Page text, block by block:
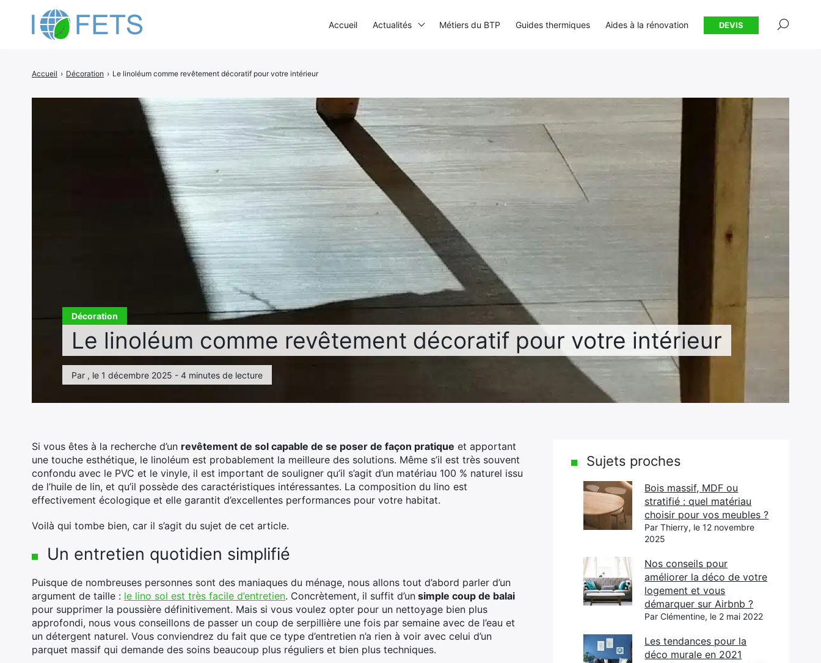
Décoration
Le linoléum comme revêtement décoratif pour votre intérieur
Par , le 1 décembre 2025 - 4 minutes de lecture
Accueil › Décoration › Le linoléum comme revêtement décoratif pour votre intérieur
Si vous êtes à la recherche d’un revêtement de sol capable de se poser de façon pratique et apportant
une touche esthétique, le linoléum est probablement la meilleure des solutions. Même s’il est très souvent
confondu avec le PVC et le vinyle, il est important de souligner qu’il s’agit d’un matériau 100 % naturel issu
de l’huile de lin, et qu’il possède des caractéristiques intéressantes. La composition du lino est
effectivement écologique et elle garantit d’excellentes performances pour votre habitat.
Voilà qui tombe bien, car il s’agit du sujet de cet article.
Un entretien quotidien simplifié
Puisque de nombreuses personnes sont des maniaques du ménage, nous allons tout d’abord parler d’un
argument de taille : le lino sol est très facile d’entretien. Concrètement, il suffit d’un simple coup de balai
pour supprimer la poussière définitivement. Mais si vous voulez opter pour un nettoyage bien plus
approfondi, nous vous conseillons de passer un coup de serpillière une fois par semaine avec de l’eau et
un détergent naturel. Vous conviendrez du fait que ce type d’entretien n’a rien à voir avec celui d’un
parquet massif qui demande des soins beaucoup plus réguliers et bien plus techniques.
Sujets proches
Bois massif, MDF ou
stratifié : quel matériau
choisir pour vos meubles ?
Par Thierry, le 12 novembre
2025
Nos conseils pour
améliorer la déco de votre
logement et vous
démarquer sur Airbnb ?
Par Clémentine, le 2 mai 2022
Les tendances pour la
déco murale en 2021
Accueil Actualités Métiers du BTP Guides thermiques Aides à la rénovation DEVIS
Rechercher